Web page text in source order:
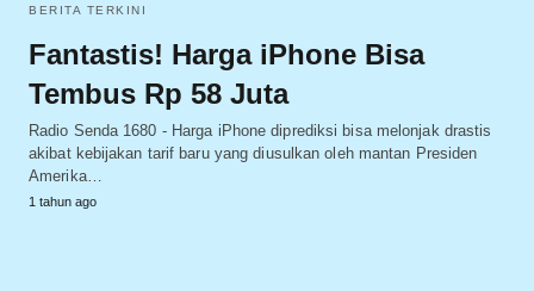
BERITA TERKINI
Fantastis! Harga iPhone Bisa
Tembus Rp 58 Juta
Radio Senda 1680 - Harga iPhone diprediksi bisa melonjak drastis
akibat kebijakan tarif baru yang diusulkan oleh mantan Presiden
Amerika…
1 tahun ago